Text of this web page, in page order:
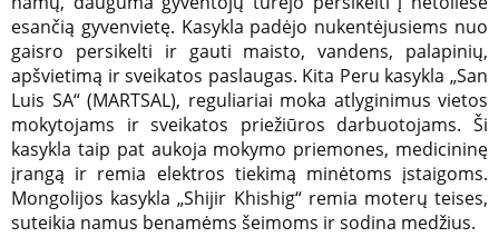
esančią gyvenvietę. Kasykla padėjo nukentėjusiems nuo
gaisro persikelti ir gauti maisto, vandens, palapinių,
apšvietimą ir sveikatos paslaugas. Kita Peru kasykla „San
Luis SA“ (MARTSAL), reguliariai moka atlyginimus vietos
mokytojams ir sveikatos priežiūros darbuotojams. Ši
kasykla taip pat aukoja mokymo priemones, medicininę
įrangą ir remia elektros tiekimą minėtoms įstaigoms.
Mongolijos kasykla „Shijir Khishig“ remia moterų teises,
suteikia namus benamėms šeimoms ir sodina medžius.